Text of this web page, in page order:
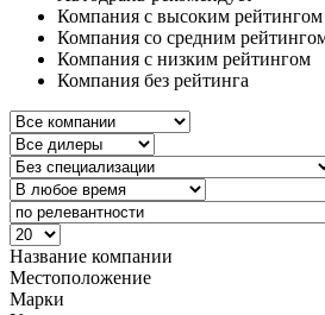
Компания с высоким рейтингом
Компания со средним
Компания с низким рейтингом
Компания без рейтинга
Название компании
Местоположение
Марки